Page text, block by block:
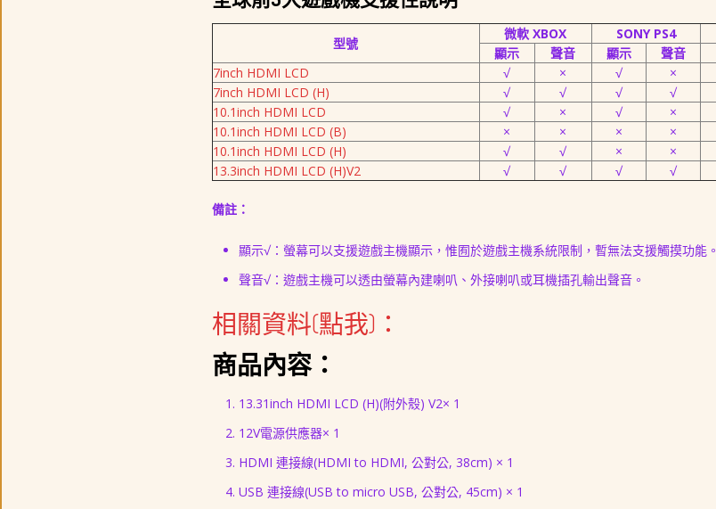
型號
微軟 XBOX SONY PS4
顯示
聲音 顯示 聲音
7inch HDMI LCD
√ × √ ×
7inch HDMI LCD (H)
√ √ √ √
10.1inch HDMI LCD
√ × √ ×
10.1inch HDMI LCD (B)
× × × ×
10.1inch HDMI LCD (H)
√ √ × ×
13.3inch HDMI LCD (H)V2
√ √ √ √
備註：
顯示√：螢幕可以支援遊戲主機顯示，惟囿於遊戲主機系統限制，暫無法支援觸摸功能。
聲音√：遊戲主機可以透由螢幕內建喇叭、外接喇叭或耳機插孔輸出聲音。
相關資料(點我)：
商品內容：
13.31inch HDMI LCD (H)(附外殼) V2× 1
12V電源供應器× 1
HDMI 連接線(HDMI to HDMI, 公對公, 38cm) × 1
USB 連接線(USB to micro USB, 公對公, 45cm) × 1